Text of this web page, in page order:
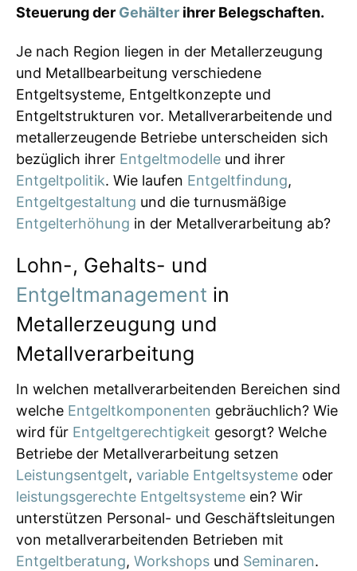
Steuerung der Gehälter ihrer Belegschaften.
Je nach Region liegen in der Metallerzeugung
und Metallbearbeitung verschiedene
Entgeltsysteme, Entgeltkonzepte und
Entgeltstrukturen vor. Metallverarbeitende und
metallerzeugende Betriebe unterscheiden sich
bezüglich ihrer Entgeltmodelle und ihrer
Entgeltpolitik. Wie laufen Entgeltfindung,
Entgeltgestaltung und die turnusmäßige
Entgelterhöhung in der Metallverarbeitung ab?
Lohn-, Gehalts- und
Entgeltmanagement in
Metallerzeugung und
Metallverarbeitung
In welchen metallverarbeitenden Bereichen sind
welche Entgeltkomponenten gebräuchlich? Wie
wird für Entgeltgerechtigkeit gesorgt? Welche
Betriebe der Metallverarbeitung setzen
Leistungsentgelt, variable Entgeltsysteme oder
leistungsgerechte Entgeltsysteme ein? Wir
unterstützen Personal- und Geschäftsleitungen
von metallverarbeitenden Betrieben mit
Entgeltberatung, Workshops und Seminaren.